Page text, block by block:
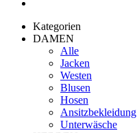
Kategorien
DAMEN
Alle
Jacken
Westen
Blusen
Hosen
Ansitzbekleidung
Unterwäsche